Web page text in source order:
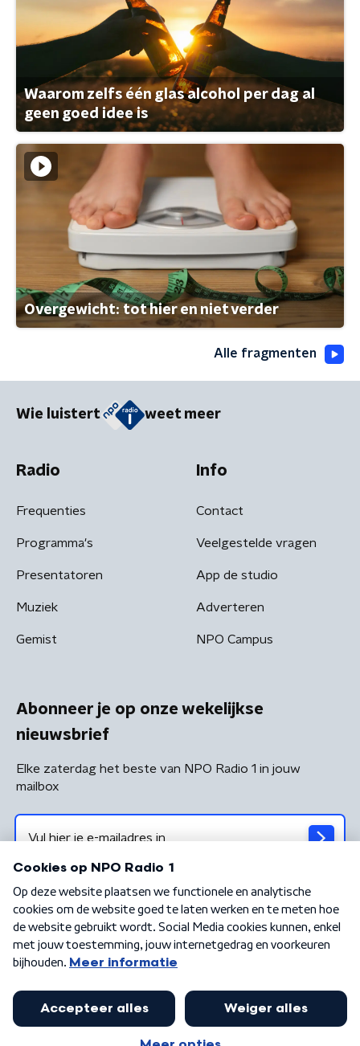
Waarom zelfs één glas alcohol per dag al
geen goed idee is
Overgewicht: tot hier en niet verder
Alle fragmenten
Wie luistert weet meer
Radio
Frequenties
Programma's
Presentatoren
Muziek
Gemist
Info
Contact
Veelgestelde vragen
App de studio
Adverteren
NPO Campus
Abonneer je op onze wekelijkse
nieuwsbrief
Elke zaterdag het beste van NPO Radio 1 in jouw
mailbox
Algemene voorwaarden